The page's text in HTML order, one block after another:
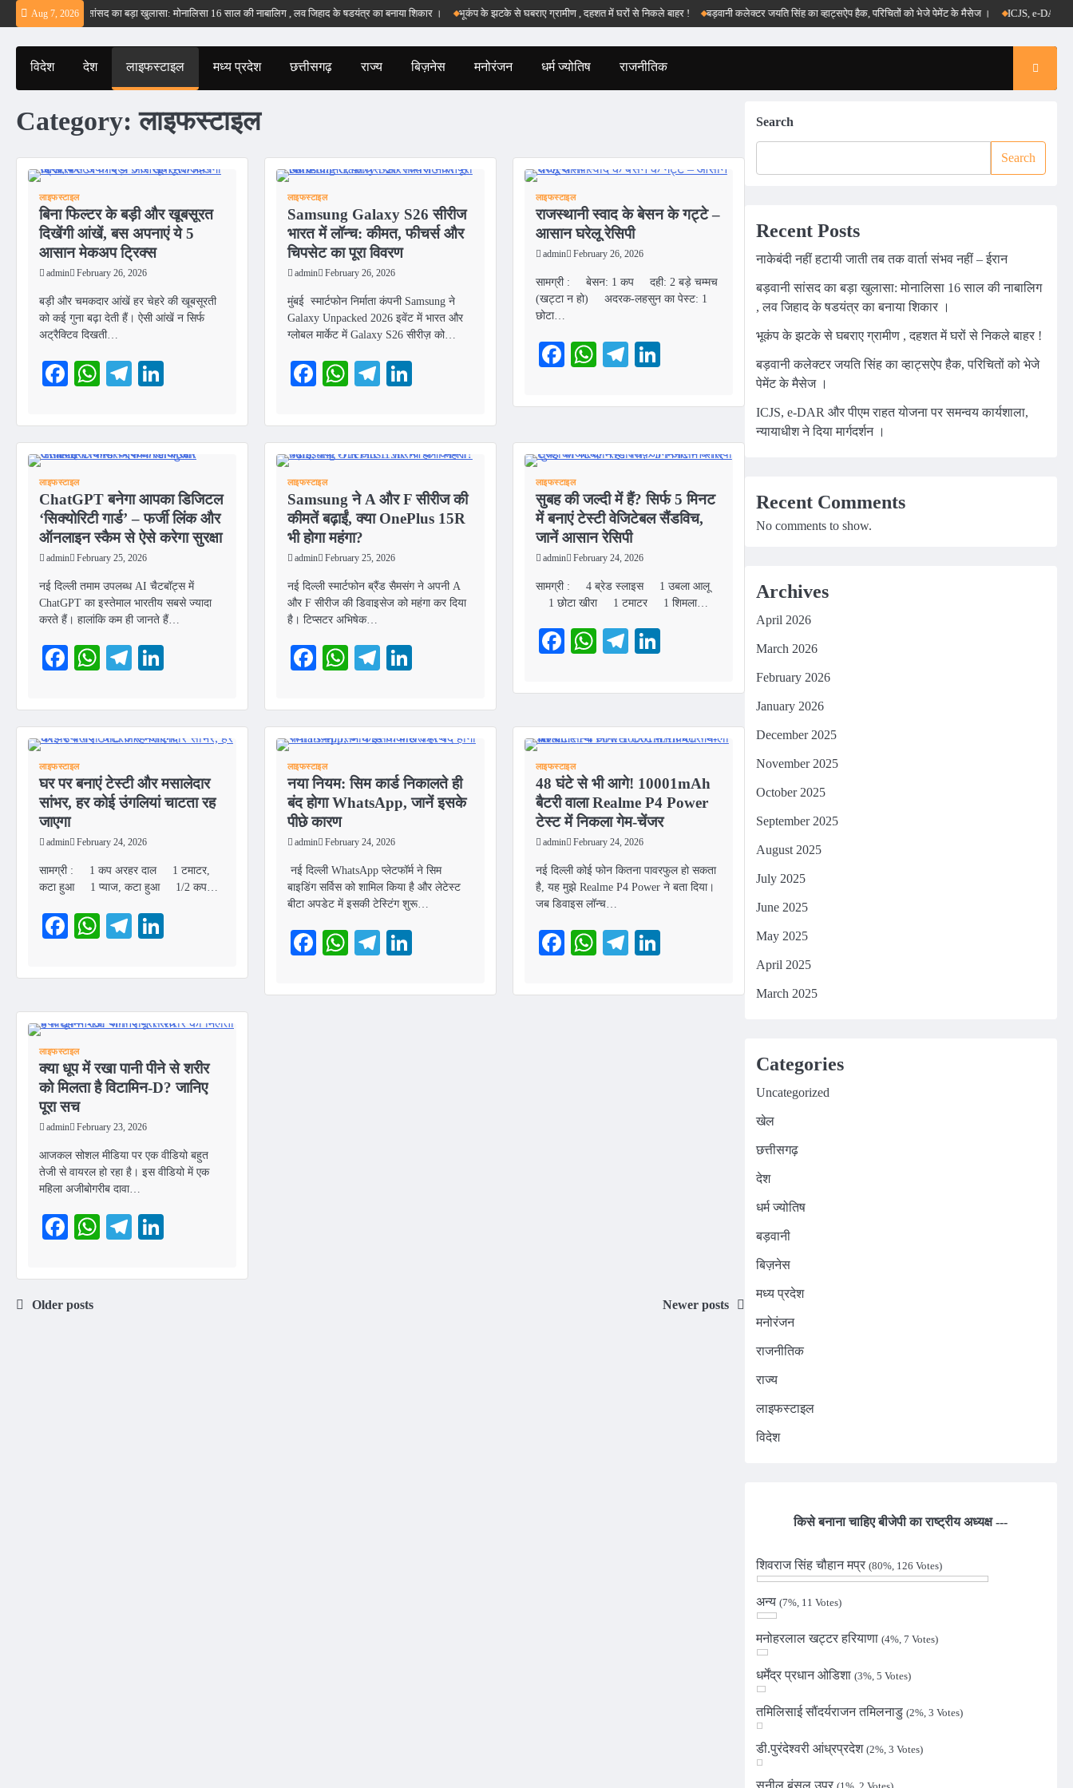
Skip
to
content
Aug 7, 2026
बड़वानी सांसद का बड़ा खुलासा: मोनालिसा 16 साल की नाबालिग , लव जिहाद के षडयंत्र का बनाया शिकार । भूकंप के झटके से घबराए ग्रामीण , दहशत में घरों से निकले बाहर ! बड़वानी कलेक्टर जयति सिंह का व्हाट्सऐप हैक, परिचितों को भेजे पेमेंट के मैसेज । ICJS, e-DAR और पीएम
विदेश देश लाइफस्टाइल मध्य प्रदेश छत्तीसगढ़ राज्य बिज़नेस मनोरंजन धर्म ज्योतिष राजनीतिक
Category:लाइफस्टाइल
लाइफस्टाइल
बिना फिल्टर के बड़ी और खूबसूरत
दिखेंगी आंखें, बस अपनाएं ये 5
आसान मेकअप ट्रिक्स
admin February 26, 2026
बड़ी और चमकदार आंखें हर चेहरे की खूबसूरती
को कई गुना बढ़ा देती हैं। ऐसी आंखें न सिर्फ
अट्रैक्टिव दिखती…
Facebook
WhatsApp
Telegram
लाइफस्टाइल
Samsung Galaxy S26 सीरीज
भारत में लॉन्च: कीमत, फीचर्स और
चिपसेट का पूरा विवरण
admin February 26, 2026
मुंबई स्मार्टफोन निर्माता कंपनी Samsung ने
Galaxy Unpacked 2026 इवेंट में भारत और
ग्लोबल मार्केट में Galaxy S26 सीरीज़ को…
Facebook
WhatsApp
Telegram
LinkedIn
लाइफस्टाइल
राजस्थानी स्वाद के बेसन के गट्टे –
आसान घरेलू रेसिपी
admin February 26, 2026
सामग्री : बेसन: 1 कप दही: 2 बड़े चम्मच
(खट्टा न हो) अदरक-लहसुन का पेस्ट: 1
छोटा…
Facebook
WhatsApp
Telegram
LinkedIn
लाइफस्टाइल
ChatGPT बनेगा आपका डिजिटल
‘सिक्योरिटी गार्ड’ – फर्जी लिंक और
ऑनलाइन स्कैम से ऐसे करेगा सुरक्षा
admin February 25, 2026
नई दिल्ली तमाम उपलब्ध AI चैटबॉट्स में
ChatGPT का इस्तेमाल भारतीय सबसे ज्यादा
करते हैं। हालांकि कम ही जानते हैं…
Facebook
WhatsApp
Telegram
लाइफस्टाइल
Samsung ने A और F सीरीज की
कीमतें बढ़ाईं, क्या OnePlus 15R
भी होगा महंगा?
admin February 25, 2026
नई दिल्ली स्‍मार्टफोन ब्रैंड सैमसंग ने अपनी A
और F सीरीज की डिवाइसेज को महंगा कर दिया
है। टिप्‍सटर अभिषेक…
Facebook
WhatsApp
Telegram
लाइफस्टाइल
सुबह की जल्दी में हैं? सिर्फ 5 मिनट
में बनाएं टेस्टी वेजिटेबल सैंडविच,
जानें आसान रेसिपी
admin February 24, 2026
सामग्री : 4 ब्रेड स्लाइस 1 उबला आलू
1 छोटा खीरा 1 टमाटर 1 शिमला…
Facebook
WhatsApp
Telegram
लाइफस्टाइल
घर पर बनाएं टेस्टी और मसालेदार
सांभर, हर कोई उंगलियां चाटता रह
जाएगा
admin February 24, 2026
सामग्री : 1 कप अरहर दाल 1 टमाटर,
कटा हुआ 1 प्याज, कटा हुआ 1/2 कप…
Facebook
WhatsApp
Telegram
लाइफस्टाइल
नया नियम: सिम कार्ड निकालते ही
बंद होगा WhatsApp, जानें इसके
पीछे कारण
admin February 24, 2026
नई दिल्ली WhatsApp प्लेटफॉर्म ने सिम
बाइडिंग सर्विस को शामिल किया है और लेटेस्ट
बीटा अपडेट में इसकी टेस्टिंग शुरू…
Facebook
WhatsApp
Telegram
लाइफस्टाइल
48 घंटे से भी आगे! 10001mAh
बैटरी वाला Realme P4 Power
टेस्ट में निकला गेम-चेंजर
admin February 24, 2026
नई दिल्ली कोई फोन कितना पावरफुल हो सकता
है, यह मुझे Realme P4 Power ने बता द‍िया।
जब डिवाइस लॉन्‍च…
Facebook
WhatsApp
Telegram
लाइफस्टाइल
क्या धूप में रखा पानी पीने से शरीर
को मिलता है विटामिन-D? जानिए
पूरा सच
admin February 23, 2026
आजकल सोशल मीडिया पर एक वीडियो बहुत
तेजी से वायरल हो रहा है। इस वीडियो में एक
महिला अजीबोगरीब दावा…
Facebook
WhatsApp
Telegram
Posts
Older posts Newer posts
Search
Search
Recent Posts
नाकेबंदी नहीं हटायी जाती तब तक वार्ता संभव नहीं – ईरान
बड़वानी सांसद का बड़ा खुलासा: मोनालिसा 16 साल की नाबालिग
, लव जिहाद के षडयंत्र का बनाया शिकार ।
भूकंप के झटके से घबराए ग्रामीण , दहशत में घरों से निकले बाहर !
बड़वानी कलेक्टर जयति सिंह का व्हाट्सऐप हैक, परिचितों को भेजे
पेमेंट के मैसेज ।
ICJS, e-DAR और पीएम राहत योजना पर समन्वय कार्यशाला,
न्यायाधीश ने दिया मार्गदर्शन ।
Recent Comments
No comments to show.
Archives
April 2026
March 2026
February 2026
January 2026
December 2025
November 2025
October 2025
September 2025
August 2025
July 2025
June 2025
May 2025
April 2025
March 2025
Categories
Uncategorized
खेल
छत्तीसगढ़
देश
धर्म ज्योतिष
बड़वानी
बिज़नेस
मध्य प्रदेश
मनोरंजन
राजनीतिक
राज्य
लाइफस्टाइल
विदेश
किसे बनाना चाहिए बीजेपी का राष्ट्रीय अध्यक्ष ---
शिवराज सिंह चौहान मप्र (80%, 126 Votes)
अन्य (7%, 11 Votes)
मनोहरलाल खट्टर हरियाणा (4%, 7 Votes)
धर्मेंद्र प्रधान ओडिशा (3%, 5 Votes)
तमिलिसाई सौंदर्यराजन तमिलनाडु (2%, 3 Votes)
डी.पुरंदेश्वरी आंध्रप्रदेश (2%, 3 Votes)
सुनील बंसल उप्र